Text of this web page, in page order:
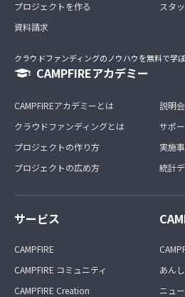
プロジェクトを作る
資料請求
スタ
クラウドファンディングのノウハウを無料で学
CAMPFIREアカデミー
CAMPFIREアカデミーとは
クラウドファンディングとは
プロジェクトの作り方
プロジェクトの広め方
説明
サポ
実施
統計
サービス
CAMPFIRE
CAMPFIRE コミュニティ
CAMPFIRE Creation
あん
ニュ